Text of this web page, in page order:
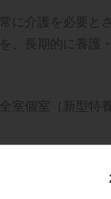
常に介護を必要と
を、長期的に養護
全室個室（新型特養
入浴、食事、排泄
適に過ごして頂け